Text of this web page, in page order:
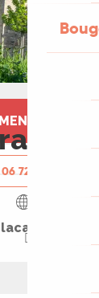
TERMINÉ
06 72 46 76